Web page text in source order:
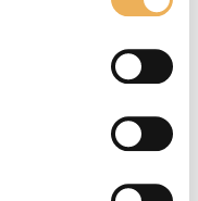
85.95Prijsklasse:
tot